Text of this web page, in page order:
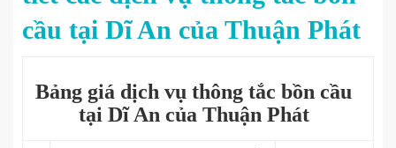
cầu tại Dĩ An của Thuận Phát
Bảng giá dịch vụ thông tắc bồn cầu
tại Dĩ An của Thuận Phát